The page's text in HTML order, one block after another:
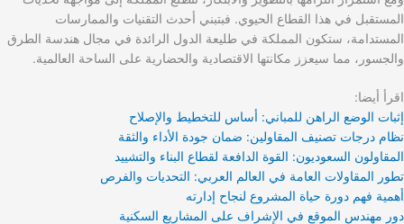
المستقبل في هذا القطاع الحيوي. فبتبني أحدث التقنيات والممارسات
المستدامة، ستكون المملكة في طليعة الدول الرائدة في مجال هندسة الطرق
والجسور، مما سيعزز مكانتها الاقتصادية والحضارية على الساحة العالمية.
اقرأ أيضا:
إثبات الوضع الراهن للمباني: أساس للتخطيط والإصلاح
نظام درجات تصنيف المقاولين: ضمان جودة الأداء والثقة
المقاولون السعوديون: القوة الدافعة لقطاع البناء والتشييد
تطور المقاولات العامة في العالم العربي: التحديات والفرص
أهمية فهم دورة حياة المشروع لنجاح إدارته
دور مهندس الموقع في الإشراف على المشاريع السكنية